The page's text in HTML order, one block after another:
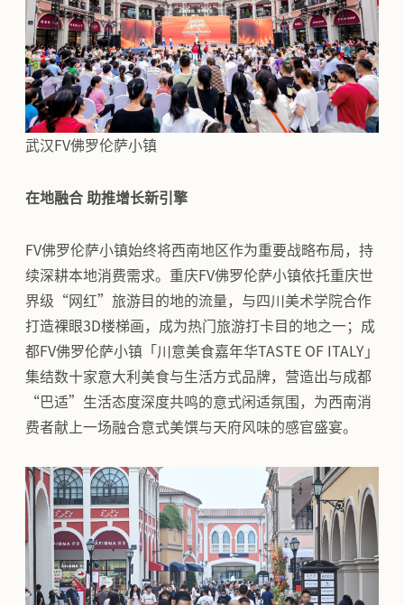
武汉FV佛罗伦萨小镇
在地融合 助推增长新引擎
FV佛罗伦萨小镇始终将西南地区作为重要战略布局，持
续深耕本地消费需求。重庆FV佛罗伦萨小镇依托重庆世
界级“网红”旅游目的地的流量，与四川美术学院合作
打造裸眼3D楼梯画，成为热门旅游打卡目的地之一；成
都FV佛罗伦萨小镇「川意美食嘉年华TASTE OF ITALY」
集结数十家意大利美食与生活方式品牌，营造出与成都
“巴适”生活态度深度共鸣的意式闲适氛围，为西南消
费者献上一场融合意式美馔与天府风味的感官盛宴。